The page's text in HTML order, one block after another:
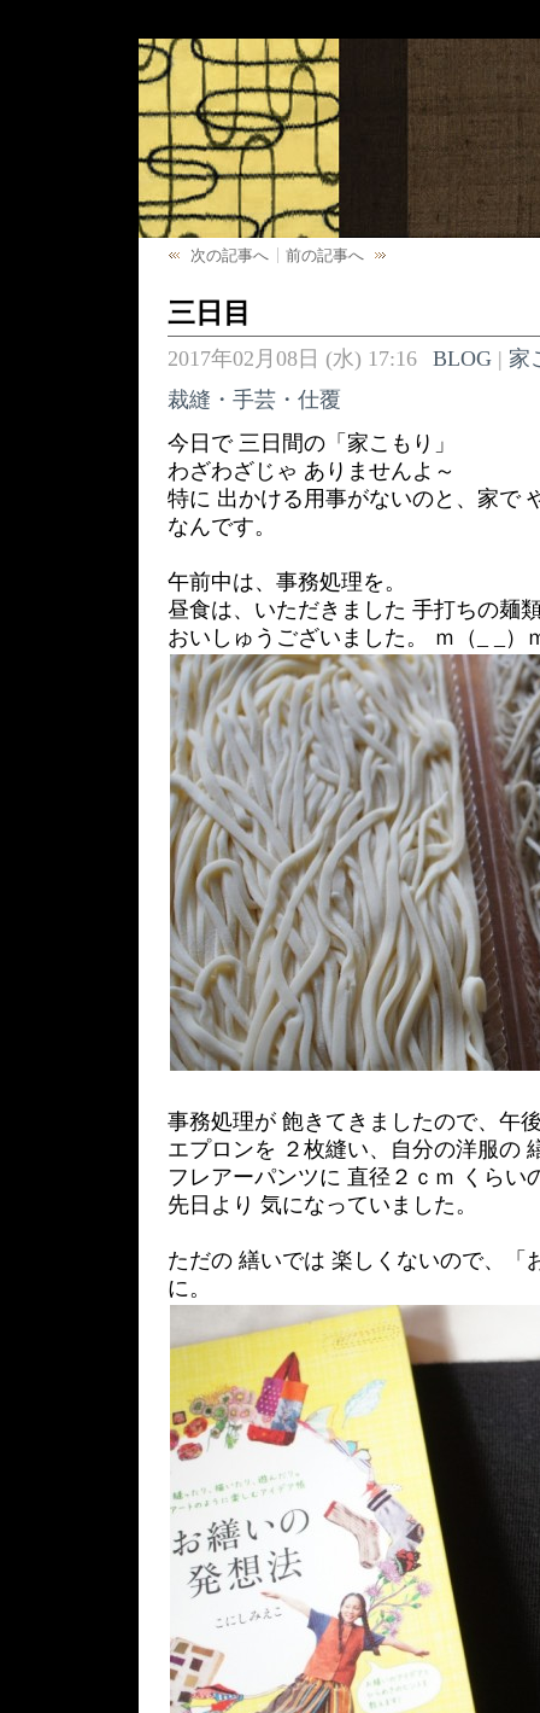
次の記事へ 前の記事へ
三日目
2017年02月08日 (水) 17:16 BLOG| 家
裁縫・手芸・仕覆
今日で 三日間の「家こもり」
わざわざじゃ ありませんよ～
特に 出かける用事がないのと、家で
なんです。
午前中は、事務処理を。
昼食は、いただきました 手打ちの麺
おいしゅうございました。 ｍ（_ _）
事務処理が 飽きてきましたので、午
エプロンを ２枚縫い、自分の洋服の
フレアーパンツに 直径２ｃｍ くらい
先日より 気になっていました。
ただの 繕いでは 楽しくないので、「
に。